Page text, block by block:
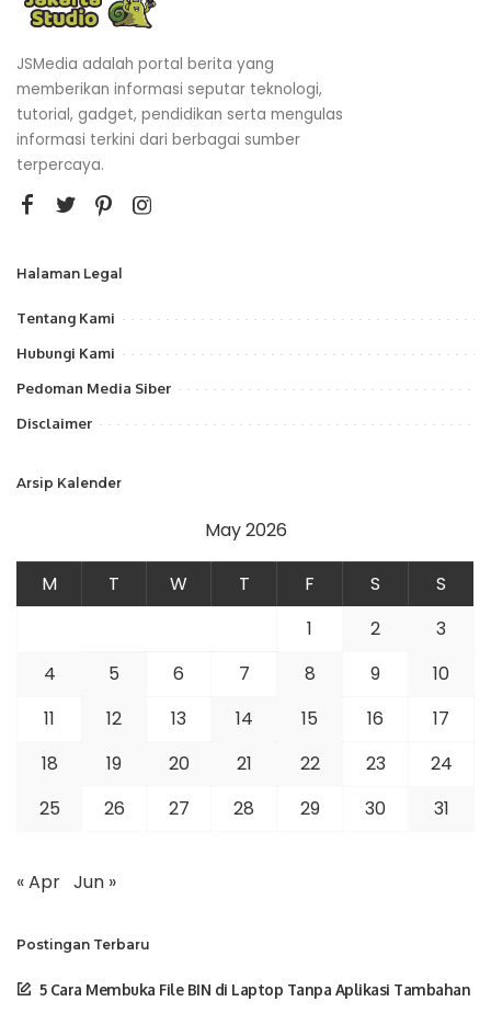
JSMedia adalah portal berita yang
memberikan informasi seputar teknologi,
tutorial, gadget, pendidikan serta mengulas
informasi terkini dari berbagai sumber
terpercaya.
Halaman Legal
Tentang Kami
Hubungi Kami
Pedoman Media Siber
Disclaimer
Arsip Kalender
May 2026
M T W T F S
S
1
2
3
4
5 6 7 8 9
10
11
12 13 14 15 16
17
18
19 20 21 22 23
24
25
26 27 28 29 30 31
« Apr Jun »
Postingan Terbaru
5 Cara Membuka File BIN di Laptop Tanpa Aplikasi Tambahan